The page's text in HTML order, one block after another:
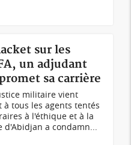
sur les
un adjudant
sa carrière
militaire vient
tous les agents tentés
à l'éthique et à la
d'Abidjan a condamn...